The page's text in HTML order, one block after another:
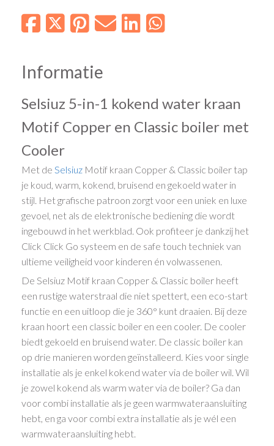
Informatie
Selsiuz 5-in-1 kokend water kraan
Motif Copper en Classic boiler met
Cooler
Met de Selsiuz Motif kraan Copper & Classic boiler tap
je koud, warm, kokend, bruisend en gekoeld water in
stijl. Het grafische patroon zorgt voor een uniek en luxe
gevoel, net als de elektronische bediening die wordt
ingebouwd in het werkblad. Ook profiteer je dankzij het
Click Click Go systeem en de safe touch techniek van
ultieme veiligheid voor kinderen én volwassenen.
De Selsiuz Motif kraan Copper & Classic boiler heeft
een rustige waterstraal die niet spettert, een eco-start
functie en een uitloop die je 360° kunt draaien. Bij deze
kraan hoort een classic boiler en een cooler. De cooler
biedt gekoeld en bruisend water. De classic boiler kan
op drie manieren worden geïnstalleerd. Kies voor single
installatie als je enkel kokend water via de boiler wil. Wil
je zowel kokend als warm water via de boiler? Ga dan
voor combi installatie als je geen warmwateraansluiting
hebt, en ga voor combi extra installatie als je wél een
warmwateraansluiting hebt.